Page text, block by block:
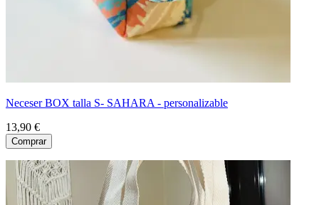
Neceser BOX talla S- SAHARA - personalizable
13,90 €
Comprar